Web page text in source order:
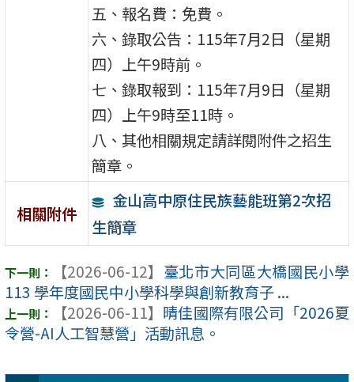
五、報名費：免費。
六、錄取公告：115年7月2日（星期
四）上午9時前。
七、錄取報到：115年7月9日（星期
四）上午9時至11時。
八、其他相關規定請詳閱附件之招生
簡章。
相關附件
金山高中原住民族藝能班第2次招
生簡章
【2026-06-12】 臺北市大同區大橋國民小學
113 學年度國民中小學科學與創新教育子 ...
【2026-06-11】 晴佳國際有限公司「2026夏
令營-AI人工智慧營」活動訊息。